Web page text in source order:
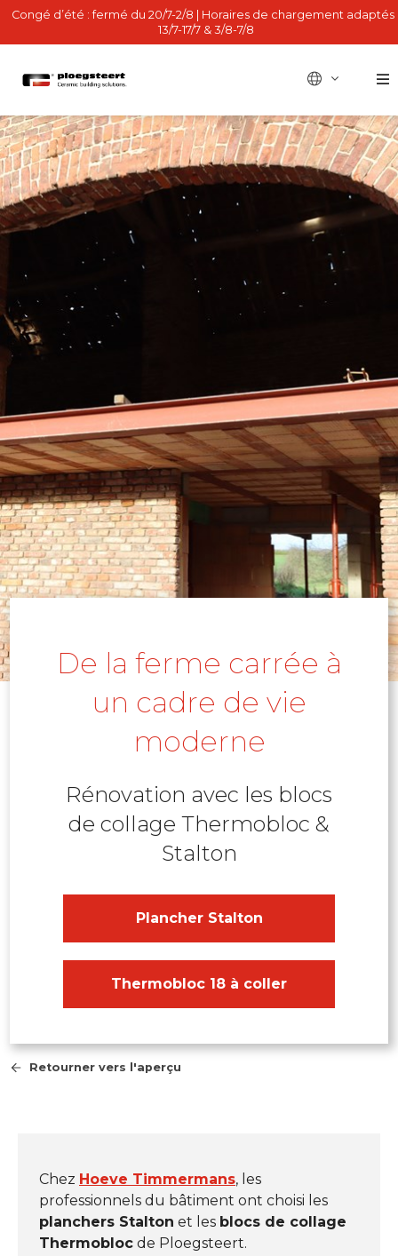
Congé d’été : fermé du 20/7-2/8 | Horaires de chargement adaptés
13/7-17/7 & 3/8-7/8
BE - nl
De la ferme carrée à
un cadre de vie
moderne
Rénovation avec les blocs
de collage Thermobloc &
Stalton
Plancher Stalton
Thermobloc 18 à coller
Retourner vers l'aperçu
Chez Hoeve Timmermans, les
professionnels du bâtiment ont choisi les
planchers Stalton et les blocs de collage
Thermobloc de Ploegsteert.